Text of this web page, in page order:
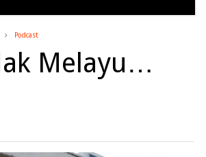
Podcast
Melayu…